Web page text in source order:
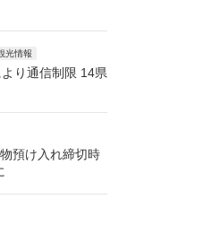
光情報
り通信制限 14県
預け入れ締切時